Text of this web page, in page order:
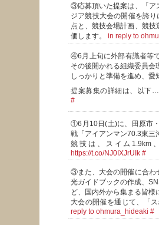
③応募頂いた提案は、「ア
ジア競技大会の開催を誇
点と、競技会場計画、競
価します。 in reply to
④6月上旬に外部有識者等
その後開かれる組織委員会
しっかりと準備を進め、愛
提案募集の詳細は、以下…
#
①6月10日(土)に、田原市
戦「アイアンマン70.3東三
競技は、スイム1.9km
https://t.co/NJ0IXJrUIk #
③また、大会の開催に合わ
光ガイドブックの作成、
ど、国内外から集まる皆様
大会の開催を通じて、「
reply to ohmura_hideaki #